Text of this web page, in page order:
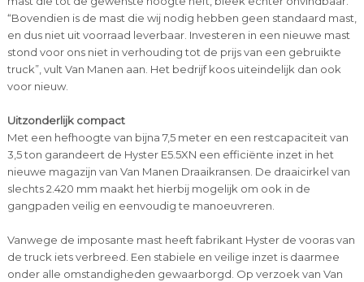
“Bovendien is de mast die wij nodig hebben geen standaard mast,
en dus niet uit voorraad leverbaar. Investeren in een nieuwe mast
stond voor ons niet in verhouding tot de prijs van een gebruikte
truck”, vult Van Manen aan. Het bedrijf koos uiteindelijk dan ook
voor nieuw.
Uitzonderlijk compact
Met een hefhoogte van bijna 7,5 meter en een restcapaciteit van
3,5 ton garandeert de Hyster E5.5XN een efficiënte inzet in het
nieuwe magazijn van Van Manen Draaikransen. De draaicirkel van
slechts 2.420 mm maakt het hierbij mogelijk om ook in de
gangpaden veilig en eenvoudig te manoeuvreren.
Vanwege de imposante mast heeft fabrikant Hyster de vooras van
de truck iets verbreed. Een stabiele en veilige inzet is daarmee
onder alle omstandigheden gewaarborgd. Op verzoek van Van